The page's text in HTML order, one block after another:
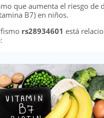
que aumenta el riesgo de
B7) en niños.
rs28934601 está